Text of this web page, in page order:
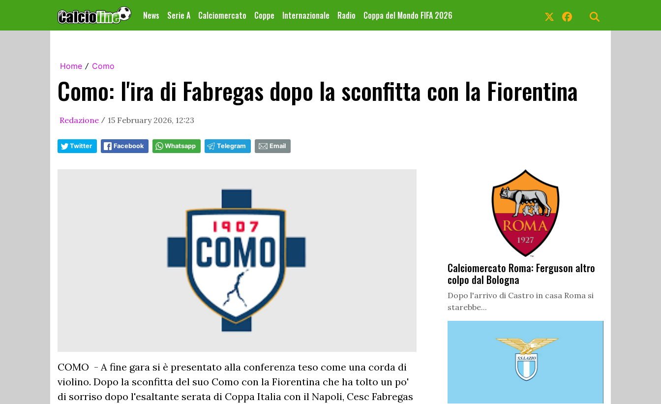
News Serie A Calciomercato Coppe Internazionale Radio Coppa del Mondo FIFA 2026
Home / Como
Como: l'ira di Fabregas dopo la sconfitta con la Fiorentina
Redazione / 15 February 2026, 12:23
Twitter Facebook Whatsapp Telegram Email
COMO - A fine gara si è presentato alla conferenza teso come una corda di
violino. Dopo la sconfitta del suo Como con la Fiorentina che ha tolto un po'
di sorriso dopo l'esaltante serata di Coppa Italia con il Napoli, Cesc Fabregas
Calciomercato Roma: Ferguson altro
colpo dal Bologna
Dopo l'arrivo di Castro in casa Roma si
starebbe...